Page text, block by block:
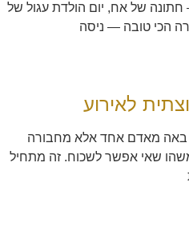
של אח, יום הולדת עגול של
הכי טובה — ניסה
לאירוע
באה מאדם אחד אלא מחבורה
שאי אפשר לשכוח. זה מתחיל